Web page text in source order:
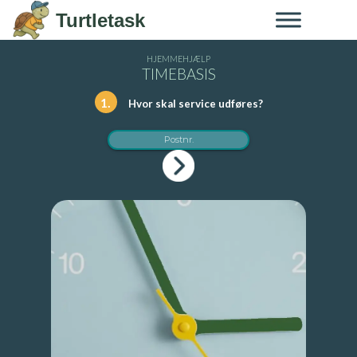
Skip to contentTurtletask
HJEMMEHJÆLP
TIMEBASIS
1. Hvor skal service udføres?